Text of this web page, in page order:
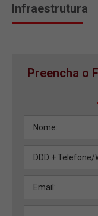
Infraestrutura
Preencha o